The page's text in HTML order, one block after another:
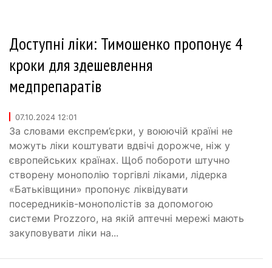
Доступні ліки: Тимошенко пропонує 4
кроки для здешевлення
медпрепаратів
07.10.2024 12:01
За словами експрем’єрки, у воюючій країні не
можуть ліки коштувати вдвічі дорожче, ніж у
європейських країнах. Щоб побороти штучно
створену монополію торгівлі ліками, лідерка
«Батьківщини» пропонує ліквідувати
посередників-монополістів за допомогою
системи Prozzoro, на якій аптечні мережі мають
закуповувати ліки на...